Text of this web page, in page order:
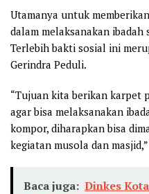
Utamanya untuk
dalam melaksanakan ibadah
Terlebih bakti sosial ini
Gerindra Peduli.
“Tujuan kita berikan karpet
agar bisa melaksanakan
kompor, diharapkan bisa
kegiatan musola dan
Baca juga: Dinkes